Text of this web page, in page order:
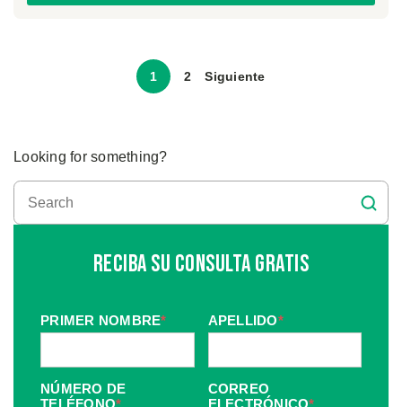
1 2 Siguiente
Looking for something?
Reciba Su Consulta Gratis
PRIMER NOMBRE* APELLIDO*
NÚMERO DE
TELÉFONO*
CORREO
ELECTRÓNICO*